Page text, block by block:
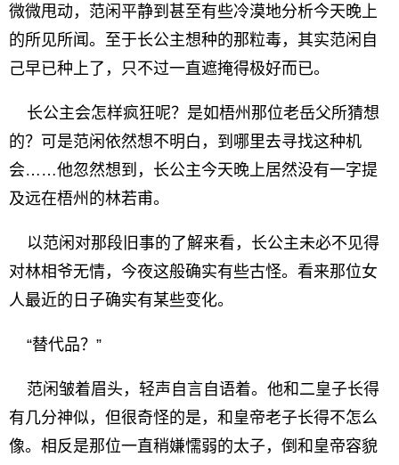
微微甩动，范闲平静到甚至有些冷漠地分析今天晚上
的所见所闻。至于长公主想种的那粒毒，其实范闲自
己早已种上了，只不过一直遮掩得极好而已。
长公主会怎样疯狂呢？是如梧州那位老岳父所猜想
的？可是范闲依然想不明白，到哪里去寻找这种机
会……他忽然想到，长公主今天晚上居然没有一字提
及远在梧州的林若甫。
以范闲对那段旧事的了解来看，长公主未必不见得
对林相爷无情，今夜这般确实有些古怪。看来那位女
人最近的日子确实有某些变化。
“替代品？”
范闲皱着眉头，轻声自言自语着。他和二皇子长得
有几分神似，但很奇怪的是，和皇帝老子长得不怎么
像。相反是那位一直稍嫌懦弱的太子，倒和皇帝容貌